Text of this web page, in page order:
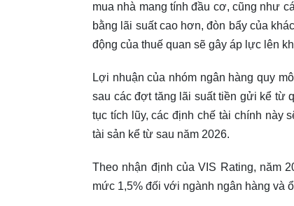
mua nhà mang tính đầu cơ, cũng như
bằng lãi suất cao hơn, đòn bẩy của
động của thuế quan sẽ gây áp lực lên
Lợi nhuận của nhóm ngân hàng quy
sau các đợt tăng lãi suất tiền gửi kể từ
tục tích lũy, các định chế tài chính này
tài sản kể từ sau năm 2026.
Theo nhận định của VIS Rating, năm
mức 1,5% đối với ngành ngân hàng và